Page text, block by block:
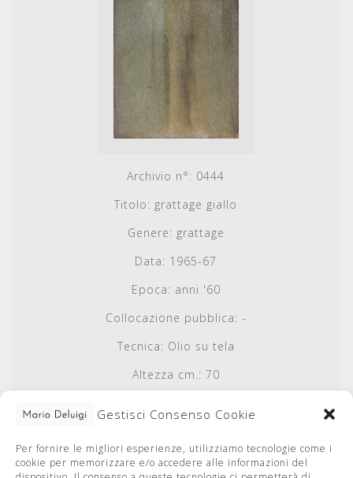
Gestisci Consenso Cookie
Per fornire le migliori esperienze, utilizziamo tecnologie come i
cookie per memorizzare e/o accedere alle informazioni del
Archivio n°: 0444
Titolo: grattage giallo
Genere: grattage
Data: 1965-67
Epoca: anni '60
Collocazione pubblica: -
Tecnica: Olio su tela
Altezza cm.: 70
Autenticato il:2016-04-09